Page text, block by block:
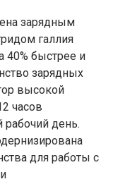
зарядным
галлия
40% быстрее и
зарядных
высокой
часов
день.
для работы с